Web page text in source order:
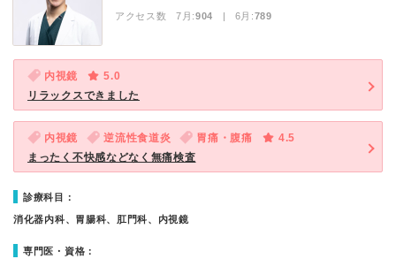
アクセス数 7月:904 | 6月:789
内視鏡
5.0
リラックスできました
内視鏡 逆流性食道炎 胃痛・腹痛
4.5
まったく不快感などなく無痛検査
診療科目：
消化器内科、胃腸科、肛門科、内視鏡
専門医・資格：